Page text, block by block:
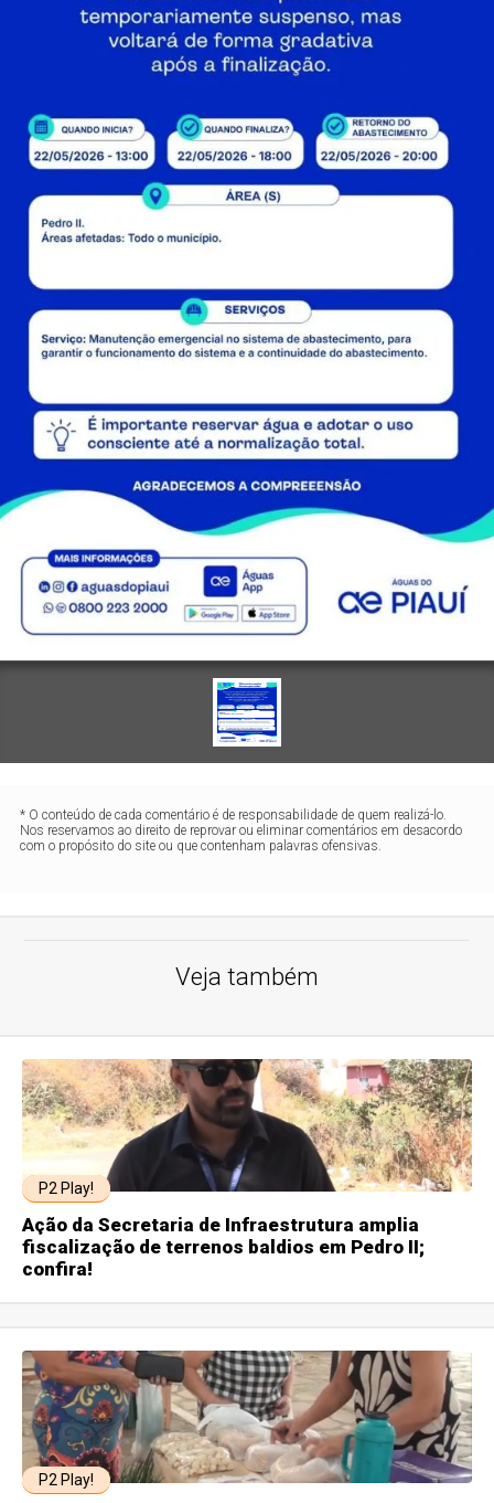
* O conteúdo de cada comentário é de responsabilidade de quem realizá-lo.
Nos reservamos ao direito de reprovar ou eliminar comentários em desacordo
com o propósito do site ou que contenham palavras ofensivas.
Veja também
P2 Play!
Ação da Secretaria de Infraestrutura amplia
fiscalização de terrenos baldios em Pedro II;
confira!
P2 Play!